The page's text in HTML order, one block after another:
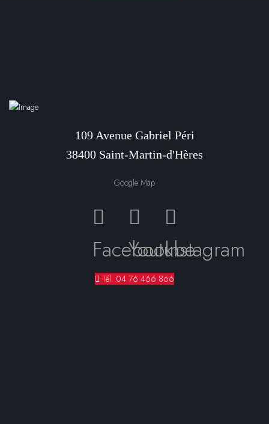
109 Avenue Gabriel Péri
38400 Saint-Martin-d'Hères
Google Map
Facebook
YoutubeInstagram
Tél. 04 76 466 866